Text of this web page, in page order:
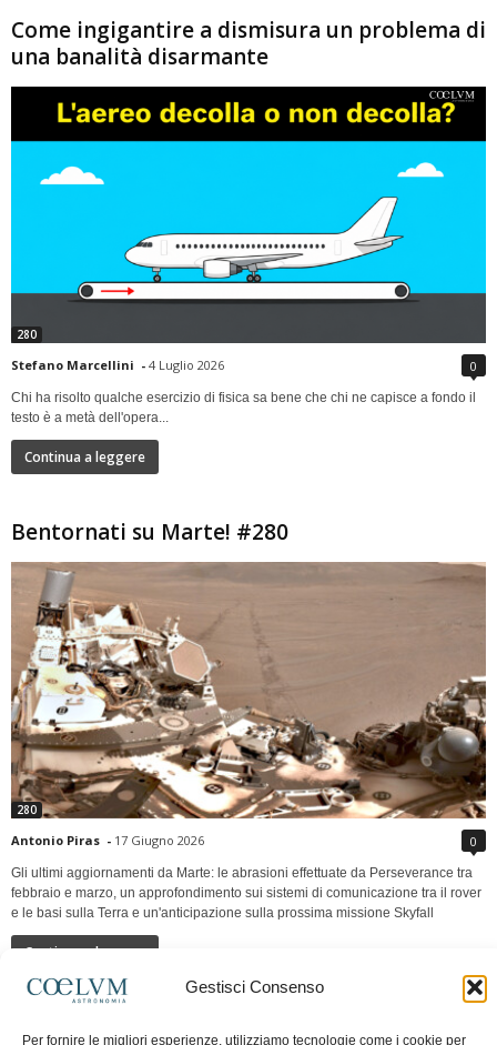
Gestisci Consenso
Per fornire le migliori esperienze, utilizziamo tecnologie come i cookie per
Come ingigantire a dismisura un problema di
una banalità disarmante
280
Stefano Marcellini - 4 Luglio 2026 0
Chi ha risolto qualche esercizio di fisica sa bene che chi ne capisce a fondo il
testo è a metà dell'opera...
Continua a leggere
Bentornati su Marte! #280
280
Antonio Piras - 17 Giugno 2026 0
Gli ultimi aggiornamenti da Marte: le abrasioni effettuate da Perseverance tra
febbraio e marzo, un approfondimento sui sistemi di comunicazione tra il rover
e le basi sulla Terra e un'anticipazione sulla prossima missione Skyfall
Continua a leggere